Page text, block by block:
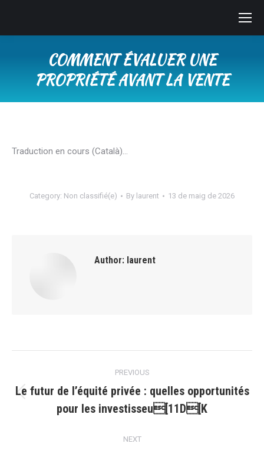
COMMENT ÉVALUER UNE
PROPRIÉTÉ AVANT LA VENTE
Traduction en cours (Català)…
Category: Non classifié(e) By laurent 13 de maig de 2026
Author: laurent
navigation
PREVIOUS
Previous
post:
Le futur de l’équité privée : quelles opportunités
pour les investisseu[11D[K
NEXT